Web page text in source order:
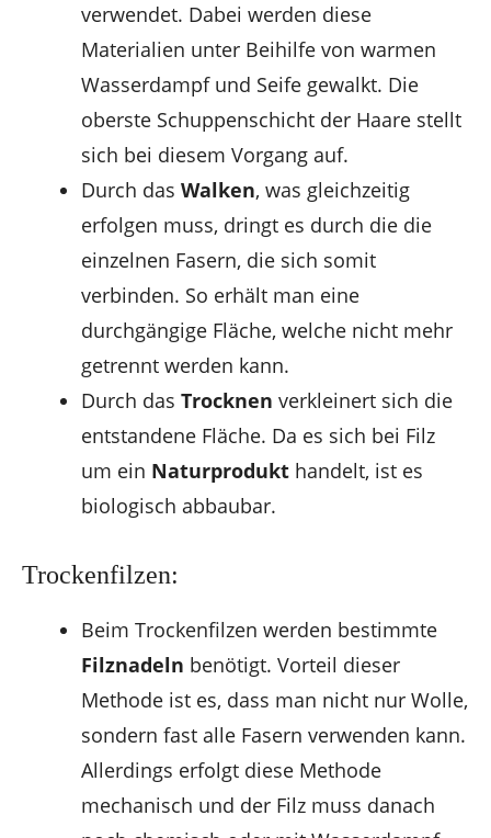
verwendet. Dabei werden diese
Materialien unter Beihilfe von warmen
Wasserdampf und Seife gewalkt. Die
oberste Schuppenschicht der Haare stellt
sich bei diesem Vorgang auf.
Durch das Walken, was gleichzeitig
erfolgen muss, dringt es durch die die
einzelnen Fasern, die sich somit
verbinden. So erhält man eine
durchgängige Fläche, welche nicht mehr
getrennt werden kann.
Durch das Trocknen verkleinert sich die
entstandene Fläche. Da es sich bei Filz
um ein Naturprodukt handelt, ist es
biologisch abbaubar.
Trockenfilzen:
Beim Trockenfilzen werden bestimmte
Filznadeln benötigt. Vorteil dieser
Methode ist es, dass man nicht nur Wolle,
sondern fast alle Fasern verwenden kann.
Allerdings erfolgt diese Methode
mechanisch und der Filz muss danach